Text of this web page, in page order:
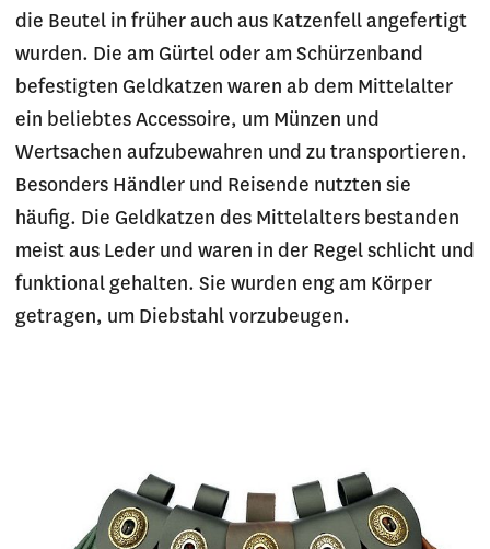
die Beutel in früher auch aus Katzenfell angefertigt
wurden. Die am Gürtel oder am Schürzenband
befestigten Geldkatzen waren ab dem Mittelalter
ein beliebtes Accessoire, um Münzen und
Wertsachen aufzubewahren und zu transportieren.
Besonders Händler und Reisende nutzten sie
häufig. Die Geldkatzen des Mittelalters bestanden
meist aus Leder und waren in der Regel schlicht und
funktional gehalten. Sie wurden eng am Körper
getragen, um Diebstahl vorzubeugen.